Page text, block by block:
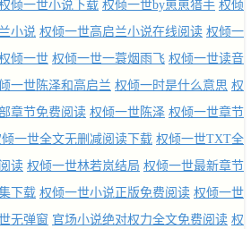
倾一世小说下载 权倾一世by崽崽猎手 权倾
小说 权倾一世高启兰小说在线阅读 权倾一
倾一世 权倾一世一蓑烟雨飞 权倾一世读音
一世陈泽和高启兰 权倾一时是什么意思 权
章节免费阅读 权倾一世陈泽 权倾一世章节
一世全文无删减阅读下载 权倾一世TXT全
读 权倾一世林若岚结局 权倾一世最新章节
下载 权倾一世小说正版免费阅读 权倾一世
无弹窗 官场小说绝对权力全文免费阅读 权